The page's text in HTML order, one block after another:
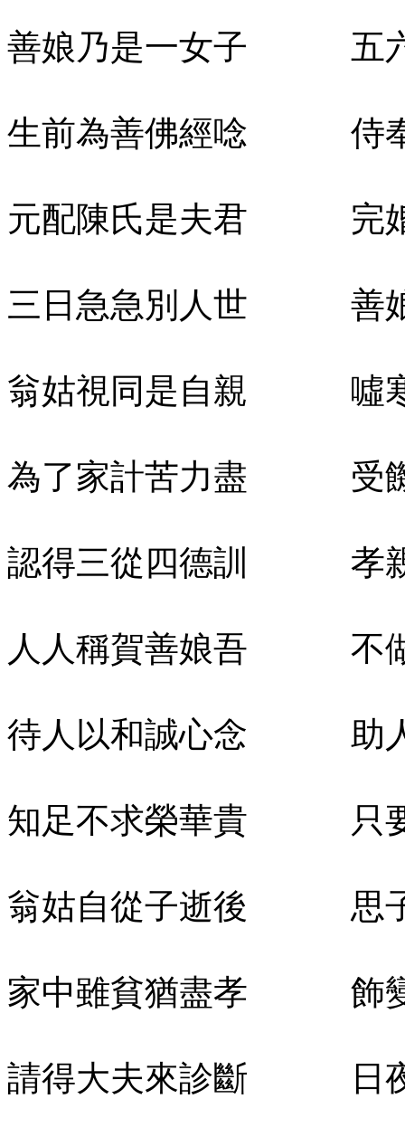
善娘乃是一女子 五六
生前為善佛經唸 侍奉
元配陳氏是夫君 完婚
三日急急別人世 善娘
翁姑視同是自親 噓寒
為了家計苦力盡 受饑
認得三從四德訓 孝親
人人稱賀善娘吾 不做
待人以和誠心念 助人
知足不求榮華貴 只要
翁姑自從子逝後 思子
家中雖貧猶盡孝 飾變
請得大夫來診斷 日夜